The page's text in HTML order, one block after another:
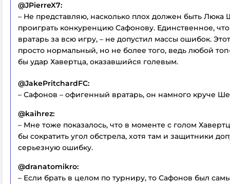
@JPierreX7:
– Не представляю, насколько плох должен быть Люка
проиграть конкуренцию Сафонову. Единственное, что
вратарь за всю игру, – не допустил массы ошибок.
просто нормальный, но не более того, ведь любой
бы удар Хавертца, оказавшийся голевым.
@JakePritchardFC:
– Сафонов – офигенный вратарь, он намного круче
@kaihrez:
– Мне тоже показалось, что в моменте с голом
бы сократить угол обстрела, хотя там и защитники
серьезную ошибку.
@dranatomikro:
– Если брать в целом по турниру, то Сафонов был